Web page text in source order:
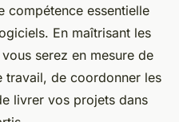
compétence essentielle
En maîtrisant les
serez en mesure de
travail, de coordonner les
livrer vos projets dans